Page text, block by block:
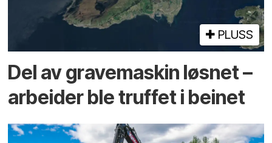
PLUSS
Del av grave­maskin løsnet –
arbeider ble truffet i beinet